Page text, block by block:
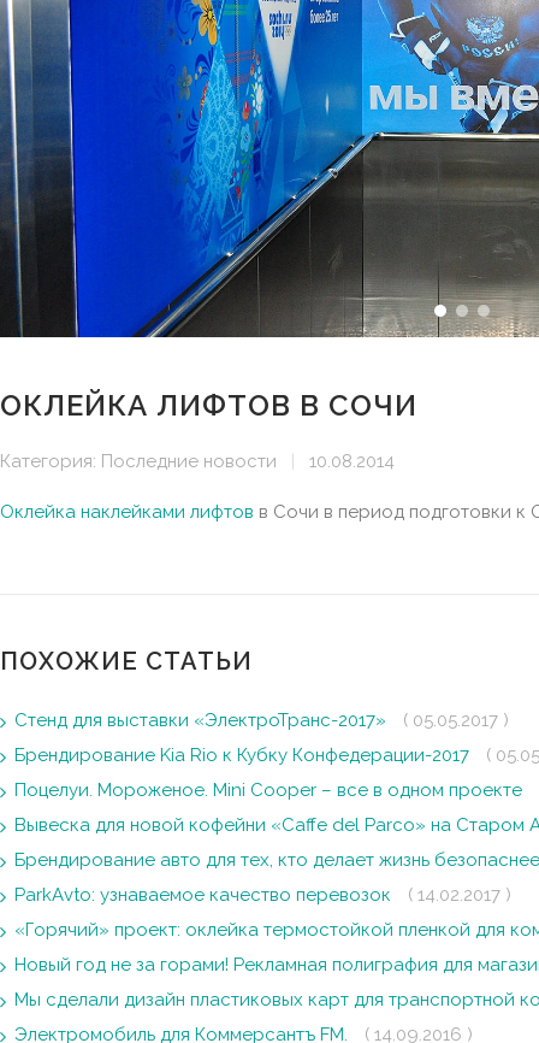
ОКЛЕЙКА ЛИФТОВ В СОЧИ
Категория: Последние новости 10.08.2014
Оклейка наклейками лифтов в Сочи в период подготовки к
ПОХОЖИЕ СТАТЬИ
Стенд для выставки «ЭлектроТранс-2017»
( 05.05.2017 )
Брендирование Kia Rio к Кубку Конфедерации-2017
(
Поцелуи. Мороженое. Mini Cooper – все в одном проекте
Вывеска для новой кофейни «Caffe del Parco» на Старом
Брендирование авто для тех, кто делает жизнь безопаснее
ParkAvto: узнаваемое качество перевозок
( 14.02.2017 )
«Горячий» проект: оклейка термостойкой пленкой для
Новый год не за горами! Рекламная полиграфия для
Мы сделали дизайн пластиковых карт для транспортной
Электромобиль для Коммерсантъ FM.
( 14.09.2016 )